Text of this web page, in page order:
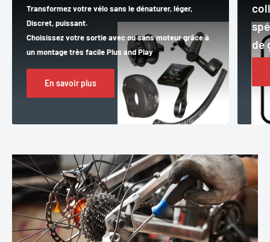
Transformez votre vélo sans le dénaturer, léger,
Discret, puissant.
Choisissez votre sortie avec ou sans moteur grâce à
un montage très facile Plus and Play
En savoir plus
de